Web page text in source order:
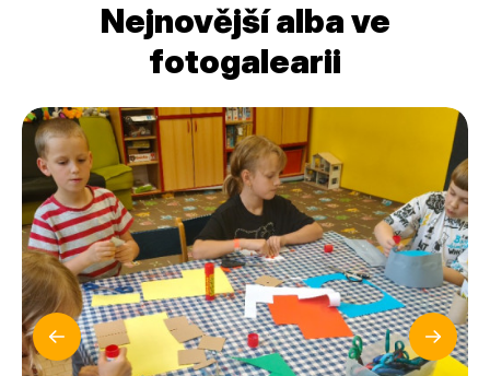
Nejnovější alba ve
fotogalearii